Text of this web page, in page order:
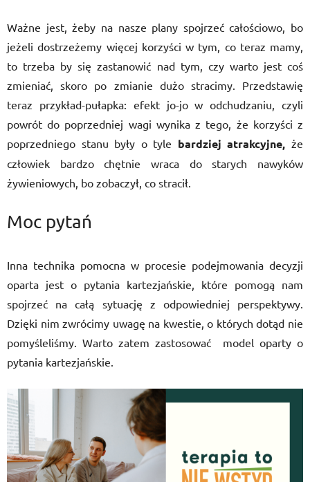
Ważne jest, żeby na nasze plany spojrzeć całościowo, bo
jeżeli dostrzeżemy więcej korzyści w tym, co teraz mamy,
to trzeba by się zastanowić nad tym, czy warto jest coś
zmieniać, skoro po zmianie dużo stracimy. Przedstawię
teraz przykład-pułapka: efekt jo-jo w odchudzaniu, czyli
powrót do poprzedniej wagi wynika z tego, że korzyści z
poprzedniego stanu były o tyle bardziej atrakcyjne, że
człowiek bardzo chętnie wraca do starych nawyków
żywieniowych, bo zobaczył, co stracił.
Moc pytań
Inna technika pomocna w procesie podejmowania decyzji
oparta jest o pytania kartezjańskie, które pomogą nam
spojrzeć na całą sytuację z odpowiedniej perspektywy.
Dzięki nim zwrócimy uwagę na kwestie, o których dotąd nie
pomyśleliśmy. Warto zatem zastosować model oparty o
pytania kartezjańskie.